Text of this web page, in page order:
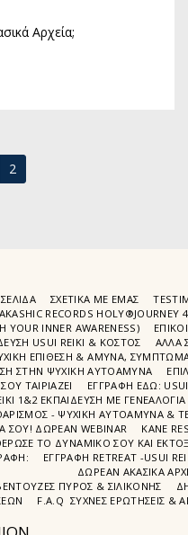
Αρχεία;
2
ΣΧΕΤΙΚΆ ΜΕ ΕΜΆΣ
AKASHIC RECORDS
INNER AWARENESS)
USUI REIKI & ΚΟΣΤΟΣ
ΑΛΛΑ
ΕΠΊΘΕΣΗ & ΆΜΥΝΑ,
ΣΤΗΝ ΨΥΧΙΚΗ ΑΥΤΟΑΜΥΝΑ
ΤΑΙΡΙΑΖΕΙ
ΕΓΓΡΑΦΉ EΔΩ:
1&2 EΚΠΑΙΔΕΥΣΗ ΜΕ ΓΕΝΕΑΛΟΓΙΑ
- ΨΥΧΙΚΗ ΑΥΤΟΑΜΥΝΑ &
ΣΟΥ! ΔΩΡΕΑΝ WEBINAR
ΚΑΝΕ
ΤΟ ΔΥΝΑΜΙΚΌ ΣΟΥ ΚΑΙ
ΕΓΓΡΑΦΗ RETREAT -USUI
ΔΩΡΕΑΝ ΑΚΑΣΙΚΆ
ΠΥΡΌΣ & ΣΙΛΙΚΌΝΗΣ
F.A.Q ΣΥΧΝΈΣ ΕΡΩΤΉΣΕΙΣ &